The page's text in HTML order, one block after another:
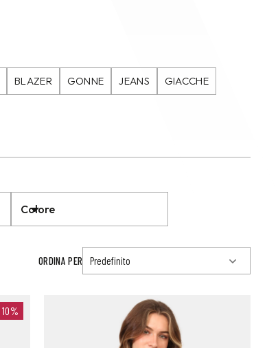
BLAZER GONNE JEANS GIACCHE
Colore
ORDINA PER
10%